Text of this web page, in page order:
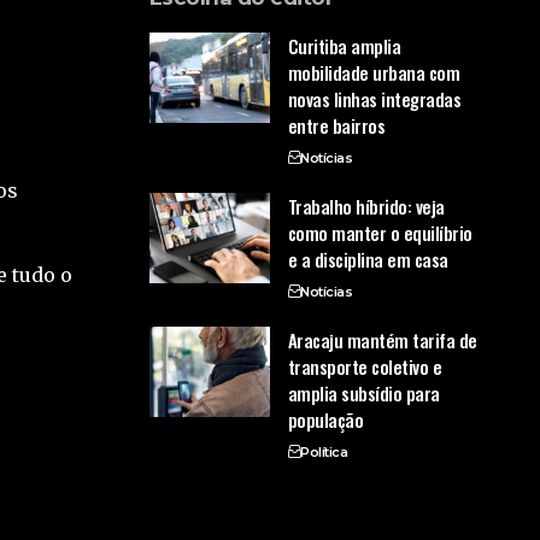
tudo o
Curitiba amplia
mobilidade urbana com
novas linhas integradas
entre bairros
Notícias
Trabalho híbrido: veja
como manter o equilíbrio
e a disciplina em casa
Notícias
Aracaju mantém tarifa de
transporte coletivo e
amplia subsídio para
população
Política